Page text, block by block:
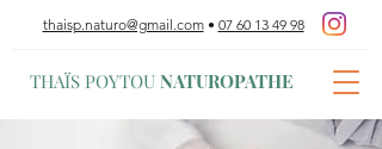
THAÏS POYTOU NATUROPATHE
thaisp.naturo@gmail.com• 07 60 13 49 98